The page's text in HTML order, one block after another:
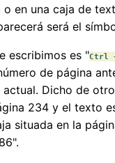
o en una caja de
será el
escribimos es "Ctrl
de página
Dicho de
234 y el texto
situada en la